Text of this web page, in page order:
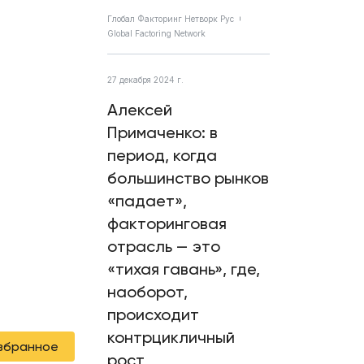
Глобал Факторинг Нетворк Рус
Global Factoring Network
27 декабря 2024 г.
Алексей
Примаченко: в
период, когда
большинство рынков
«падает»,
факторинговая
отрасль — это
«тихая гавань», где,
наоборот,
происходит
контрцикличный
рост